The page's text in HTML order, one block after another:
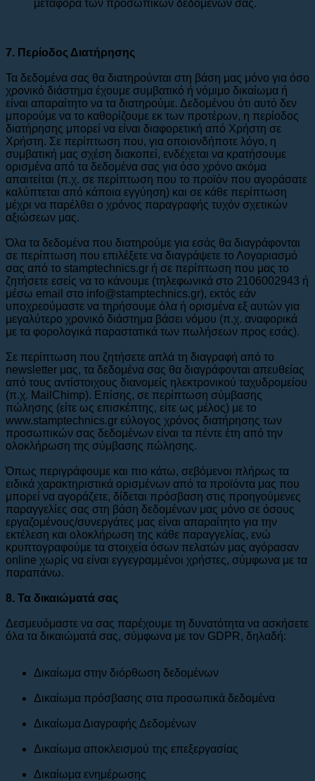
μεταφορά των προσωπικών δεδομένων σας.
7. Περίοδος Διατήρησης
Τα δεδομένα σας θα διατηρούνται στη βάση μας μόνο για όσο
χρονικό διάστημα έχουμε συμβατικό ή νόμιμο δικαίωμα ή
είναι απαραίτητο να τα διατηρούμε. Δεδομένου ότι αυτό δεν
μπορούμε να το καθορίζουμε εκ των προτέρων, η περίοδος
διατήρησης μπορεί να είναι διαφορετική από Χρήστη σε
Χρήστη. Σε περίπτωση που, για οποιονδήποτε λόγο, η
συμβατική μας σχέση διακοπεί, ενδέχεται να κρατήσουμε
ορισμένα από τα δεδομένα σας για όσο χρόνο ακόμα
απαιτείται (π.χ. σε περίπτωση που το προϊόν που αγοράσατε
καλύπτεται από κάποια εγγύηση) και σε κάθε περίπτωση
μέχρι να παρέλθει ο χρόνος παραγραφής τυχόν σχετικών
αξιώσεων μας.
Όλα τα δεδομένα που διατηρούμε για εσάς θα διαγράφονται
σε περίπτωση που επιλέξετε να διαγράψετε το Λογαριασμό
σας από το stamptechnics.gr ή σε περίπτωση που μας το
ζητήσετε εσείς να το κάνουμε (τηλεφωνικά στο 2106002943 ή
μέσω email στο info@stamptechnics.gr), εκτός εάν
υποχρεούμαστε να τηρήσουμε όλα ή ορισμένα εξ αυτών για
μεγαλύτερο χρονικό διάστημα βάσει νόμου (π.χ. αναφορικά
με τα φορολογικά παραστατικά των πωλήσεων προς εσάς).
Σε περίπτωση που ζητήσετε απλά τη διαγραφή από το
newsletter μας, τα δεδομένα σας θα διαγράφονται απευθείας
από τους αντίστοιχους διανομείς ηλεκτρονικού ταχυδρομείου
(π.χ. MailChimp). Επίσης, σε περίπτωση σύμβασης
πώλησης (είτε ως επισκέπτης, είτε ως μέλος) με το
www.stamptechnics.gr εύλογος χρόνος διατήρησης των
προσωπικών σας δεδομένων είναι τα πέντε έτη από την
ολοκλήρωση της σύμβασης πώλησης.
Όπως περιγράφουμε και πιο κάτω, σεβόμενοι πλήρως τα
ειδικά χαρακτηριστικά ορισμένων από τα προϊόντα μας που
μπορεί να αγοράζετε, δίδεται πρόσβαση στις προηγούμενες
παραγγελίες σας στη βάση δεδομένων μας μόνο σε όσους
εργαζομένους/συνεργάτες μας είναι απαραίτητο για την
εκτέλεση και ολοκλήρωση της κάθε παραγγελίας, ενώ
κρυπτογραφούμε τα στοιχεία όσων πελατών μας αγόρασαν
online χωρίς να είναι εγγεγραμμένοι χρήστες, σύμφωνα με τα
παραπάνω.
8. Τα δικαιώματά σας
Δεσμευόμαστε να σας παρέχουμε τη δυνατότητα να ασκήσετε
όλα τα δικαιώματά σας, σύμφωνα με τον GDPR, δηλαδή:
Δικαίωμα στην διόρθωση δεδομένων
Δικαίωμα πρόσβασης στα προσωπικά δεδομένα
Δικαίωμα Διαγραφής Δεδομένων
Δικαίωμα αποκλεισμού της επεξεργασίας
Δικαίωμα ενημέρωσης